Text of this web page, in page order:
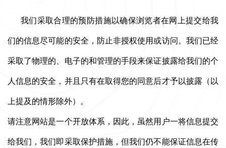
我们采取合理的预防措施以确保浏览者在网上提交给我
们的信息尽可能的安全，防止非授权使用或访问。我们已经
采取了物理的、电子的和管理的手段来保证披露给我们的个
人信息的安全，并且只有在取得您的同意后才予以披露（以
上提及的情形除外）。
请注意网站是一个开放体系，因此，虽然用户一将信息提交
给我们，我们即采取保护措施，但我们仍不能保证信息在传